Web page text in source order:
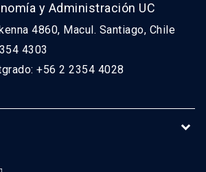
y Administración UC
4860, Macul. Santiago, Chile
4303
+56 2 2354 4028